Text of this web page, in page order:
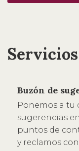
Buzón de
Ponemos a tu
sugerencias
puntos de
y reclamos